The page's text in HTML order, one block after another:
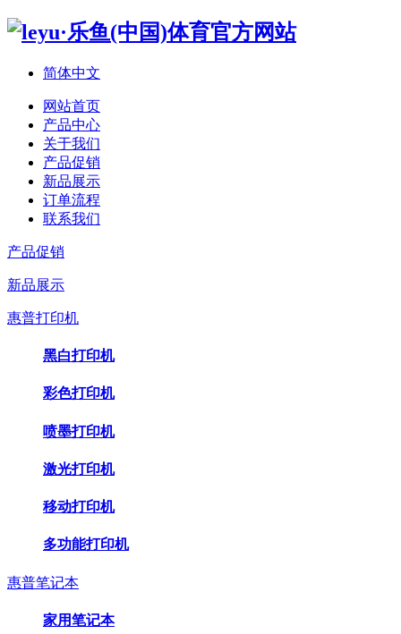
简体中文
网站首页
产品中心
关于我们
产品促销
新品展示
订单流程
联系我们
产品促销
新品展示
惠普打印机
黑白打印机
彩色打印机
喷墨打印机
激光打印机
移动打印机
多功能打印机
惠普笔记本
家用笔记本